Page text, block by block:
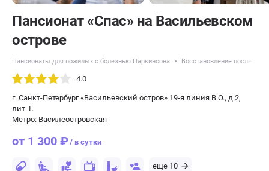
Пансионат «Спас» на Васильевском
острове
Пансионаты для пожилых с болезнью Паркинсона Восстановление после
4.0
г. Санкт-Петербург «Васильевский остров» 19-я линия В.О., д.2,
лит. Г.
Метро: Василеостровская
от 1 300 ₽/ в сутки
еще 10